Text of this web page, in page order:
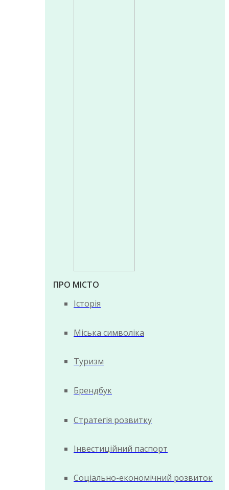
ПРО МІСТО
Історія
Міська символіка
Туризм
Брендбук
Стратегія розвитку
Інвестиційний паспорт
Соціально-економічний розвиток